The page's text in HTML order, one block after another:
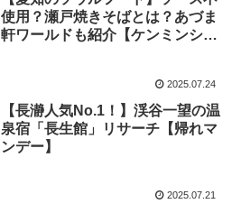
使用？瀬戸焼きそばとは？あづま
軒ワールドも紹介【ケンミンショ
2025.07.24
【長瀞人気No.1！】渓谷一望の温
泉宿「長生館」リサーチ【帰れマ
ンデー】
2025.07.21